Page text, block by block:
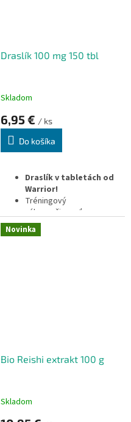
Draslík 100 mg 150 tbl
Skladom
6,95 € / ks
Do košíka
Draslík v tabletách od
Warrior!
Tréningový
výkon + činnosť
svalstva + nervový
systém.
Novinka
Bio Reishi extrakt 100 g
Skladom